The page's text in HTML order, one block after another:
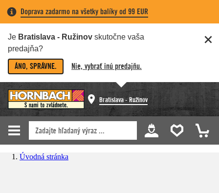
Doprava zadarmo na všetky balíky od 99 EUR
Je Bratislava - Ružinov skutočne vaša
predajňa?
ÁNO, SPRÁVNE. Nie, vybrať inú predajňu.
Bratislava - Ružinov
Úvodná stránka